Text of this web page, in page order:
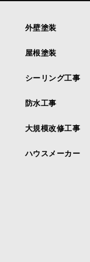
外壁塗装
屋根塗装
シーリング工事
防水工事
大規模改修工事
ハウスメーカー